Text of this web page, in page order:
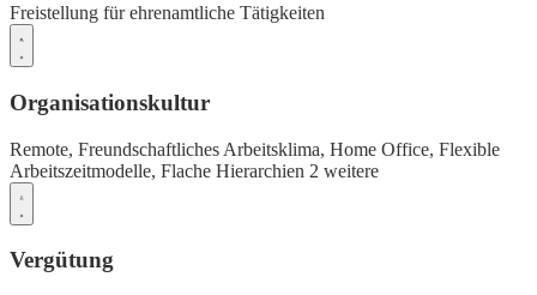
Freistellung für ehrenamtliche Tätigkeiten
Organisationskultur
Remote, Freundschaftliches Arbeitsklima, Home Office, Flexible
Arbeitszeitmodelle, Flache Hierarchien 2 weitere
Vergütung